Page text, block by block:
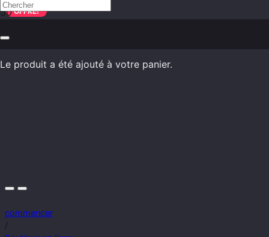
Le produit a été ajouté à votre panier.
commencer
/
OFFRE!